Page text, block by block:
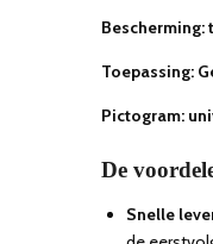
Bescherming:
Toepassing:
Pictogram:
De
Snelle